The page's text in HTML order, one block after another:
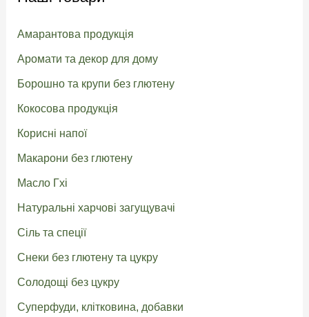
Амарантова продукція
Аромати та декор для дому
Борошно та крупи без глютену
Кокосова продукція
Корисні напої
Макарони без глютену
Масло Гхі
Натуральні харчові загущувачі
Сіль та спеції
Снеки без глютену та цукру
Солодощі без цукру
Суперфуди, клітковина, добавки